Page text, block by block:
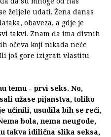
željele udati. Žena danas
obaveza, a gdje je
takvi. Znam da ima divnih
očeva koji nikada neće
još gore izigrati vlastitu
temu – prvi seks. No,
užase pijanstva, toliko
učinili, usudila bih se reći,
bola, nema neugode,
takva idilična slika seksa,